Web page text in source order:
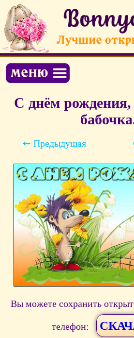
С днём
⇜ Предыдущая
Вы можете сохранить
телефон: